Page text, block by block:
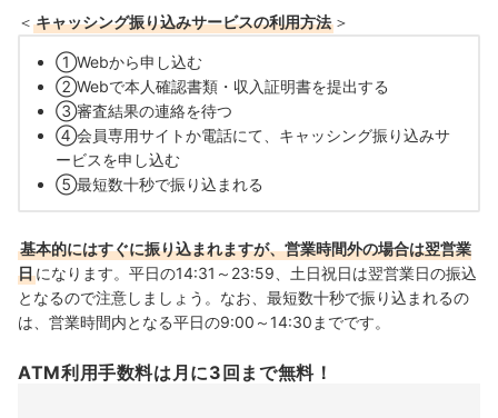
＜ キャッシング振り込みサービスの利用方法 ＞
①Webから申し込む
②Webで本人確認書類・収入証明書を提出する
③審査結果の連絡を待つ
④会員専用サイトか電話にて、キャッシング振り込みサ
ービスを申し込む
⑤最短数十秒で振り込まれる
基本的にはすぐに振り込まれますが、営業時間外の場合は翌営業
日になります。平日の14:31～23:59、土日祝日は翌営業日の振込
となるので注意しましょう。なお、最短数十秒で振り込まれるの
は、営業時間内となる平日の9:00～14:30までです。
ATM利用手数料は月に3回まで無料！